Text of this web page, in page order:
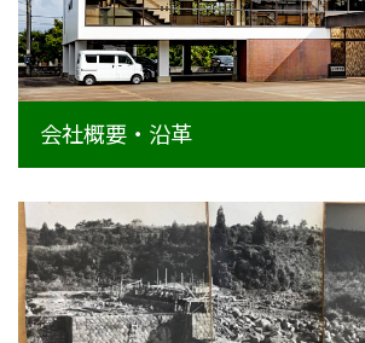
会社概要・沿革
採用情報
採用メッセージ
社員紹介・インタビュー
新卒採用情報
一般採用 野本組